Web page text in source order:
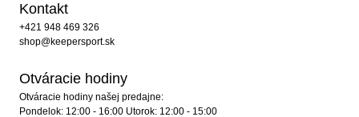
Kontakt
+421 948 469 326
shop@keepersport.sk
Otváracie hodiny
Otváracie hodiny našej predajne:
Pondelok: 12:00 - 16:00 Utorok: 12:00 - 15:00